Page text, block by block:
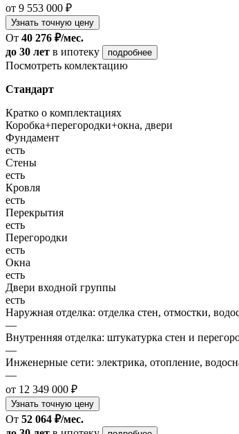
от 9 553 000 ₽
Узнать точную цену
От 40 276 ₽/мес.
до 30 лет в ипотеку подробнее
Посмотреть комлектацию
Стандарт
Кратко о комплектациях
Коробка+перегородки+окна, двери
Фундамент
есть
Стены
есть
Кровля
есть
Перекрытия
есть
Перегородки
есть
Окна
есть
Двери входной группы
есть
Наружная отделка: отделка стен, отмостки,
—
Внутренняя отделка: штукатурка стен и
—
Инженерные сети: электрика, отопление,
—
от 12 349 000 ₽
Узнать точную цену
От 52 064 ₽/мес.